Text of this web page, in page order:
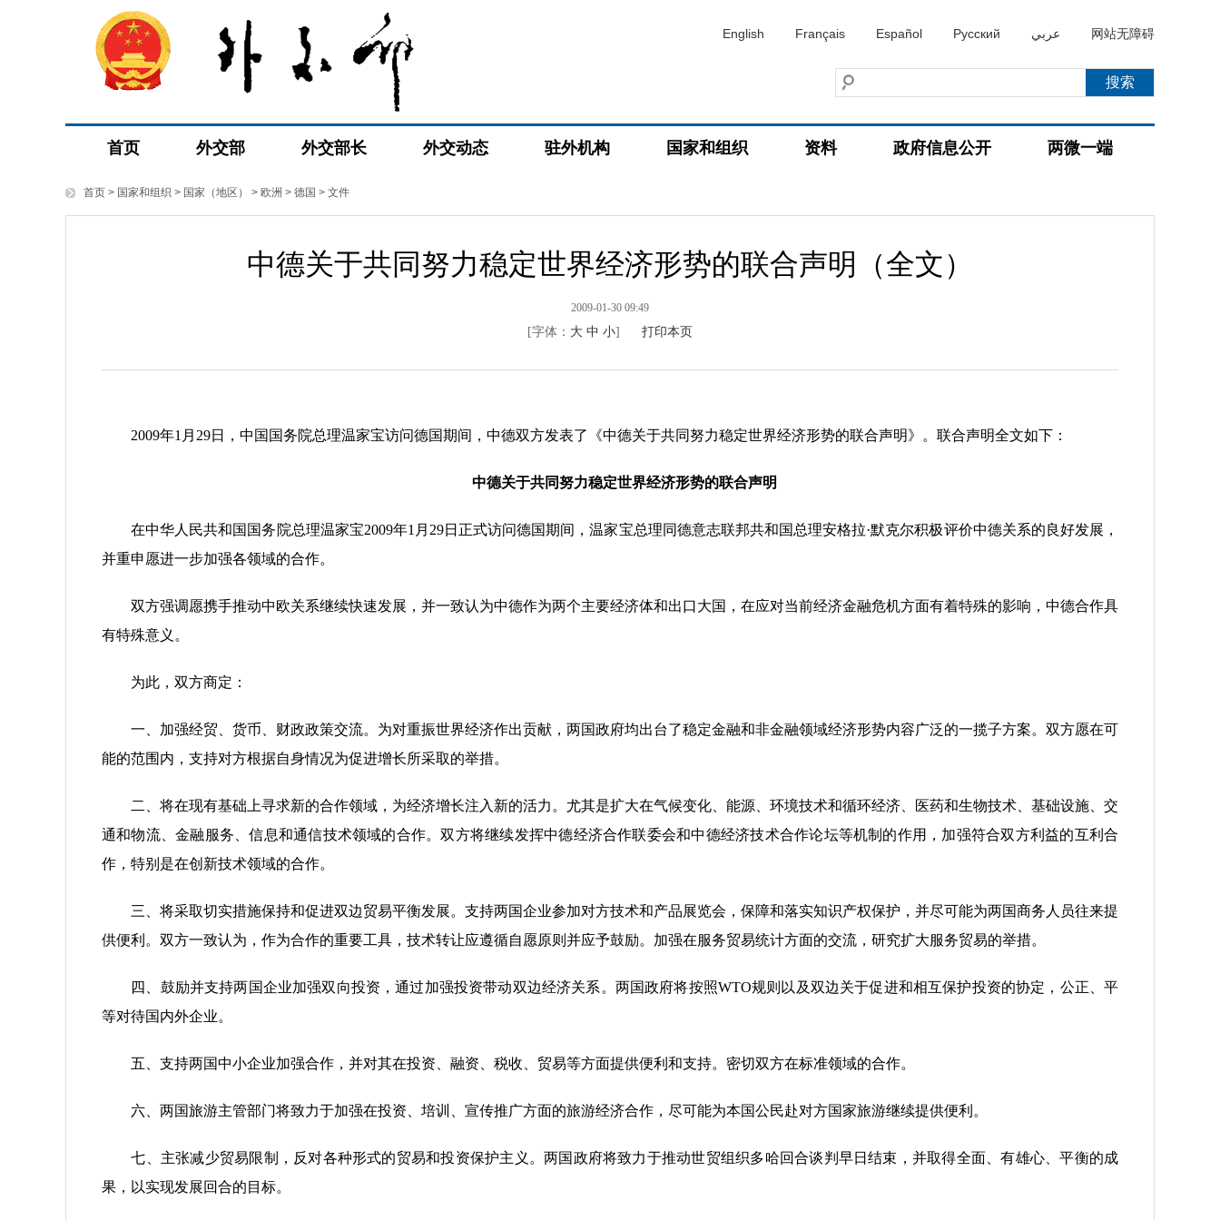
English Français Español Русский عربي 网站无障碍
首页 外交部 外交部长 外交动态 驻外机构 国家和组织 资料 政府信息公开 两微一端
首页 > 国家和组织 > 国家（地区） > 欧洲 > 德国 > 文件
中德关于共同努力稳定世界经济形势的联合声明（全文）
2009-01-30 09:49
[字体： 大 中 小] 打印本页
2009年1月29日，中国国务院总理温家宝访问德国期间，中德双方发表了《中德关于共同努力稳定世界经济形势的联合声明》。联合声明全文如下：
中德关于共同努力稳定世界经济形势的联合声明
在中华人民共和国国务院总理温家宝2009年1月29日正式访问德国期间，温家宝总理同德意志联邦共和国总理安格拉·默克尔积极评价中德关系的良好发展，
并重申愿进一步加强各领域的合作。
双方强调愿携手推动中欧关系继续快速发展，并一致认为中德作为两个主要经济体和出口大国，在应对当前经济金融危机方面有着特殊的影响，中德合作具
有特殊意义。
为此，双方商定：
一、加强经贸、货币、财政政策交流。为对重振世界经济作出贡献，两国政府均出台了稳定金融和非金融领域经济形势内容广泛的一揽子方案。双方愿在可
能的范围内，支持对方根据自身情况为促进增长所采取的举措。
二、将在现有基础上寻求新的合作领域，为经济增长注入新的活力。尤其是扩大在气候变化、能源、环境技术和循环经济、医药和生物技术、基础设施、交
通和物流、金融服务、信息和通信技术领域的合作。双方将继续发挥中德经济合作联委会和中德经济技术合作论坛等机制的作用，加强符合双方利益的互利合
作，特别是在创新技术领域的合作。
三、将采取切实措施保持和促进双边贸易平衡发展。支持两国企业参加对方技术和产品展览会，保障和落实知识产权保护，并尽可能为两国商务人员往来提
供便利。双方一致认为，作为合作的重要工具，技术转让应遵循自愿原则并应予鼓励。加强在服务贸易统计方面的交流，研究扩大服务贸易的举措。
四、鼓励并支持两国企业加强双向投资，通过加强投资带动双边经济关系。两国政府将按照WTO规则以及双边关于促进和相互保护投资的协定，公正、平
等对待国内外企业。
五、支持两国中小企业加强合作，并对其在投资、融资、税收、贸易等方面提供便利和支持。密切双方在标准领域的合作。
六、两国旅游主管部门将致力于加强在投资、培训、宣传推广方面的旅游经济合作，尽可能为本国公民赴对方国家旅游继续提供便利。
七、主张减少贸易限制，反对各种形式的贸易和投资保护主义。两国政府将致力于推动世贸组织多哈回合谈判早日结束，并取得全面、有雄心、平衡的成
果，以实现发展回合的目标。